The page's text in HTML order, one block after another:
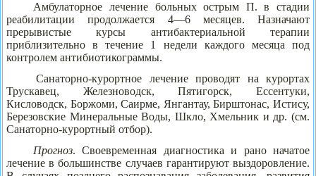
Амбулаторное лечение больных острым П. в стадии
реабилитации продолжается 4—6 месяцев. Назначают
прерывистые курсы антибактериальной терапии
приблизительно в течение 1 недели каждого месяца под
контролем антибиотикограммы.
Санаторно-курортное лечение проводят на курортах
Трускавец, Железноводск, Пятигорск, Ессентуки,
Кисловодск, Боржоми, Саирме, Янгантау, Бирштонас, Истису,
Березовские Минеральные Воды, Шкло, Хмельник и др. (см.
Санаторно-курортный отбор).
Прогноз. Своевременная диагностика и рано начатое
лечение в большинстве случаев гарантируют выздоровление.